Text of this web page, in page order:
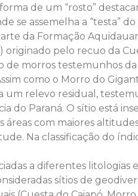
de um “rosto”
se assemelha a “testa”
da Formação
pelo recuo da
de morros testemunhos
como o Morro do
um relevo residual,
do Paraná. O sítio está
áreas com maiores
Na classificação do
a diferentes litologias
sítios de